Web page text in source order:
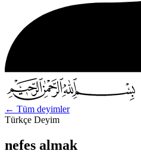
← Tüm deyimler
Türkçe Deyim
nefes almak